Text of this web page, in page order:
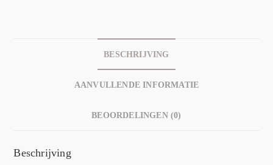
BESCHRIJVING
AANVULLENDE INFORMATIE
BEOORDELINGEN (0)
Beschrijving